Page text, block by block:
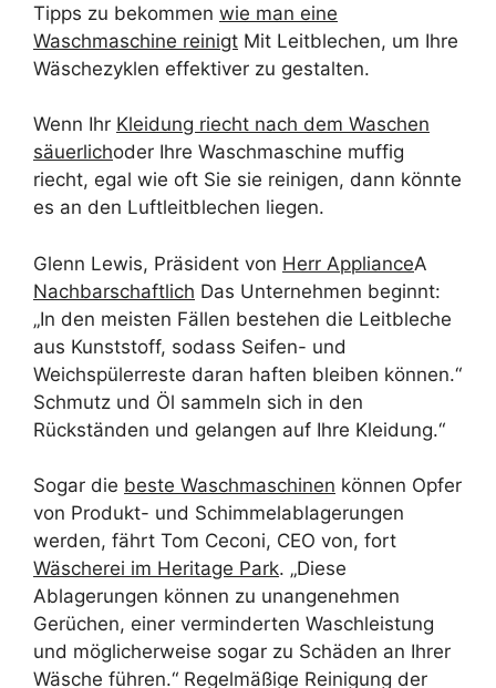
Tipps zu bekommen wie man eine
Waschmaschine reinigt Mit Leitblechen, um Ihre
Wäschezyklen effektiver zu gestalten.
Wenn Ihr Kleidung riecht nach dem Waschen
säuerlichoder Ihre Waschmaschine muffig
riecht, egal wie oft Sie sie reinigen, dann könnte
es an den Luftleitblechen liegen.
Glenn Lewis, Präsident von Herr ApplianceA
Nachbarschaftlich Das Unternehmen beginnt:
„In den meisten Fällen bestehen die Leitbleche
aus Kunststoff, sodass Seifen- und
Weichspülerreste daran haften bleiben können.“
Schmutz und Öl sammeln sich in den
Rückständen und gelangen auf Ihre Kleidung.“
Sogar die beste Waschmaschinen können Opfer
von Produkt- und Schimmelablagerungen
werden, fährt Tom Ceconi, CEO von, fort
Wäscherei im Heritage Park. „Diese
Ablagerungen können zu unangenehmen
Gerüchen, einer verminderten Waschleistung
und möglicherweise sogar zu Schäden an Ihrer
Wäsche führen.“ Regelmäßige Reinigung der